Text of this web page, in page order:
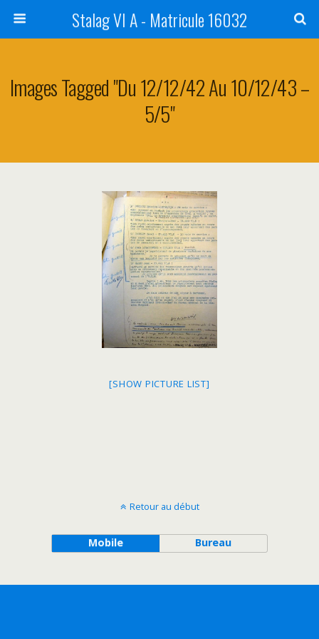
Stalag VI A - Matricule 16032
Images Tagged "du 12/12/42 Au 10/12/43 –
5/5"
[SHOW PICTURE LIST]
Retour au début
Mobile Bureau